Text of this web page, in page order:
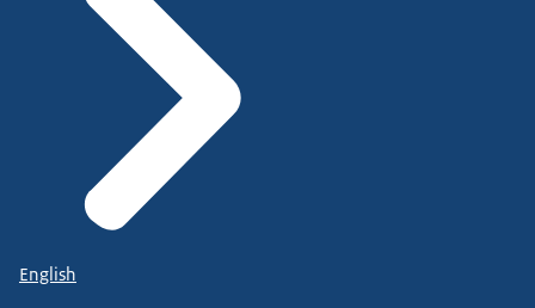
English